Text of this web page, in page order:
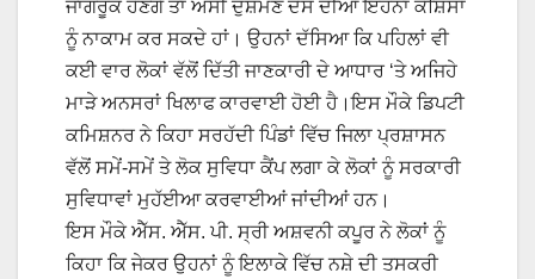
ਜਾਗਰੂਕ ਹੋਣਗੇ ਤਾਂ ਅਸੀਂ ਦੁਸ਼ਮਣ ਦੋਸ ਦੀਆਂ ਇਹਨਾਂ ਕੋਸ਼ਿਸਾਂ
ਨੂੰ ਨਾਕਾਮ ਕਰ ਸਕਦੇ ਹਾਂ। ਉਹਨਾਂ ਦੱਸਿਆ ਕਿ ਪਹਿਲਾਂ ਵੀ
ਕਈ ਵਾਰ ਲੋਕਾਂ ਵੱਲੋਂ ਦਿੱਤੀ ਜਾਣਕਾਰੀ ਦੇ ਆਧਾਰ ‘ਤੇ ਅਜਿਹੇ
ਮਾੜੇ ਅਨਸਰਾਂ ਖਿਲਾਫ ਕਾਰਵਾਈ ਹੋਈ ਹੈ।ਇਸ ਮੌਕੇ ਡਿਪਟੀ
ਕਮਿਸ਼ਨਰ ਨੇ ਕਿਹਾ ਸਰਹੱਦੀ ਪਿੰਡਾਂ ਵਿੱਚ ਜਿਲਾ ਪ੍ਰਸ਼ਾਸਨ
ਵੱਲੋਂ ਸਮੇਂ-ਸਮੇਂ ਤੇ ਲੋਕ ਸੁਵਿਧਾ ਕੈਂਪ ਲਗਾ ਕੇ ਲੋਕਾਂ ਨੂੰ ਸਰਕਾਰੀ
ਸੁਵਿਧਾਵਾਂ ਮੁਹੱਈਆ ਕਰਵਾਈਆਂ ਜਾਂਦੀਆਂ ਹਨ।
ਇਸ ਮੌਕੇ ਐੱਸ. ਐੱਸ. ਪੀ. ਸ੍ਰੀ ਅਸ਼ਵਨੀ ਕਪੂਰ ਨੇ ਲੋਕਾਂ ਨੂੰ
ਕਿਹਾ ਕਿ ਜੇਕਰ ਉਹਨਾਂ ਨੂੰ ਇਲਾਕੇ ਵਿੱਚ ਨਸ਼ੇ ਦੀ ਤਸਕਰੀ